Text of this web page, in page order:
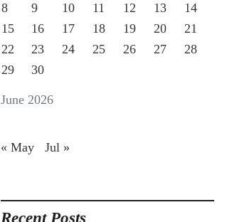
June 2026
8
9 10 11 12 13
14
15
16 17 18 19 20
21
22
23 24 25 26 27
28
29
30
« May Jul »
Recent Posts